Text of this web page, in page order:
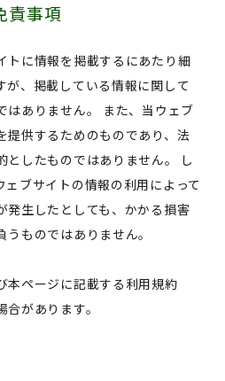
責事項
トに情報を掲載するにあたり細
が、掲載している情報に関して
はありません。 また、当ウェブ
提供するためのものであり、法
としたものではありません。 し
ブサイトの情報の利用によって
発生したとしても、かかる損害
ものではありません。
本ページに記載する利用規約
があります。